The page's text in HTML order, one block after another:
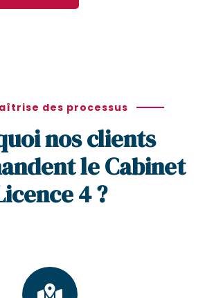
des processus
nos clients
le Cabinet
4 ?